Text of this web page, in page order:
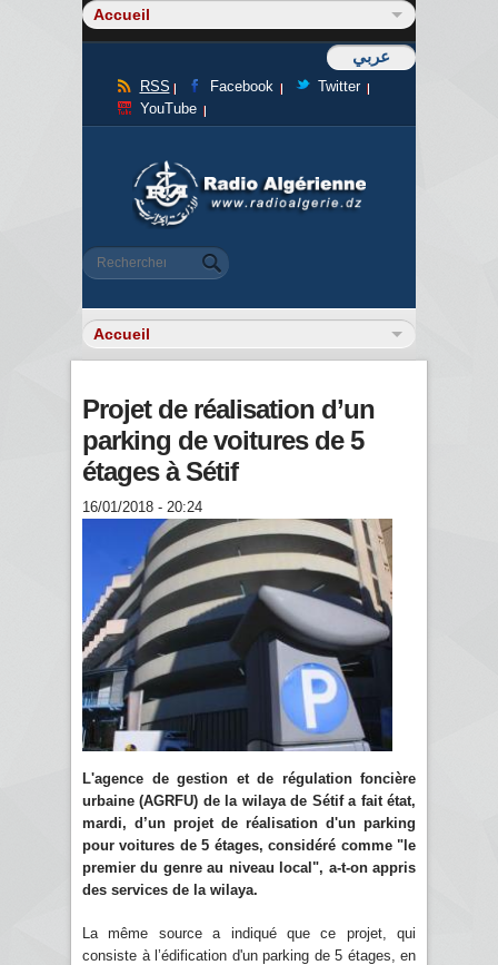
عربي
RSS Facebook
Twitter
YouTube
Formulaire de recherche
Rechercher
Projet de réalisation d’un
parking de voitures de 5
étages à Sétif
16/01/2018 - 20:24
L'agence de gestion et de régulation foncière
urbaine (AGRFU) de la wilaya de Sétif a fait état,
mardi, d’un projet de réalisation d'un parking
pour voitures de 5 étages, considéré comme "le
premier du genre au niveau local", a-t-on appris
des services de la wilaya.
La même source a indiqué que ce projet, qui
consiste à l’édification d'un parking de 5 étages, en